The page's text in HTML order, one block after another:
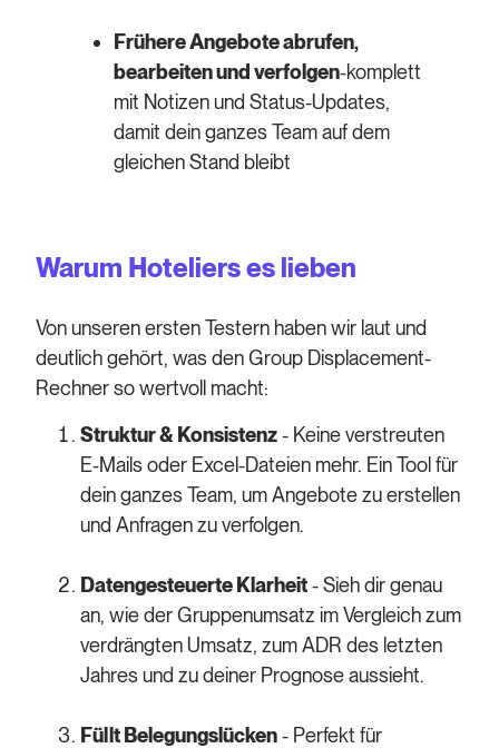
Frühere Angebote abrufen,
bearbeiten und verfolgen-komplett
mit Notizen und Status-Updates,
damit dein ganzes Team auf dem
gleichen Stand bleibt
Warum Hoteliers es lieben
Von unseren ersten Testern haben wir laut und
deutlich gehört, was den Group Displacement-
Rechner so wertvoll macht:
Struktur & Konsistenz- Keine verstreuten
E-Mails oder Excel-Dateien mehr. Ein Tool für
dein ganzes Team, um Angebote zu erstellen
und Anfragen zu verfolgen.
Datengesteuerte Klarheit- Sieh dir genau
an, wie der Gruppenumsatz im Vergleich zum
verdrängten Umsatz, zum ADR des letzten
Jahres und zu deiner Prognose aussieht.
Füllt Belegungslücken- Perfekt für